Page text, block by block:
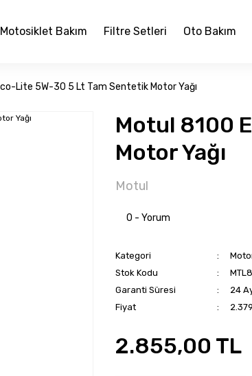
Motosiklet Bakım Filtre Setleri Oto Bakım
Lite 5W-30 5 Lt Tam Sentetik Motor Yağı
Motul 8100
Motor Yağı
Motul
0 - Yorum
Kategori
Stok Kodu
Garanti Süresi
24
Fiyat
2.855,00 TL